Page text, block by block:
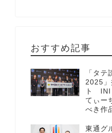
おすすめ記事
「タテ
2025」
ト INI
てぃー
べき作
東通グ